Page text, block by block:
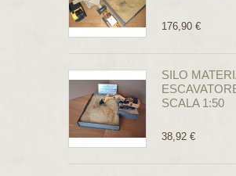
176,90 €
SILO
SCALA 1:50
38,92 €